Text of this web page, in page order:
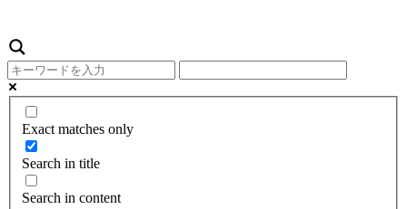
Exact matches only
Search in title
Search in content